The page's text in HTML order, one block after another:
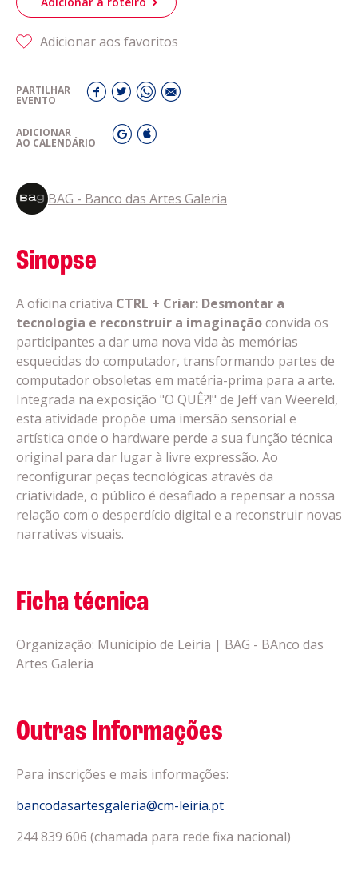
Adicionar aos favoritos
PARTILHAR
EVENTO
ADICIONAR
AO CALENDÁRIO
BAG - Banco das Artes Galeria
Sinopse
A oficina criativa CTRL + Criar: Desmontar a
tecnologia e reconstruir a imaginaçãoconvida os
participantes a dar uma nova vida às memórias
esquecidas do computador, transformando partes de
computador obsoletas em matéria-prima para a arte.
Integrada na exposição "O QUÊ?!" de Jeff van Weereld,
esta atividade propõe uma imersão sensorial e
artística onde o hardware perde a sua função técnica
original para dar lugar à livre expressão. Ao
reconfigurar peças tecnológicas através da
criatividade, o público é desafiado a repensar a nossa
relação com o desperdício digital e a reconstruir novas
narrativas visuais.
Ficha técnica
Organização: Municipio de Leiria | BAG - BAnco das
Artes Galeria
Outras Informações
Para inscrições e mais informações:
bancodasartesgaleria@cm-leiria.pt
244 839 606 (chamada para rede fixa nacional)